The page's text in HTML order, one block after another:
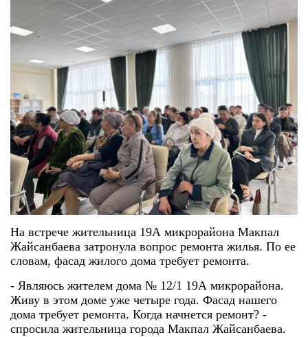
На встрече жительница 19А микрорайона Макпал
Жайсанбаева затронула вопрос ремонта жилья. По ее
словам, фасад жилого дома требует ремонта.
- Являюсь жителем дома № 12/1 19А микрорайона.
Живу в этом доме уже четыре года. Фасад нашего
дома требует ремонта. Когда начнется ремонт? -
спросила жительница города Макпал Жайсанбаева.